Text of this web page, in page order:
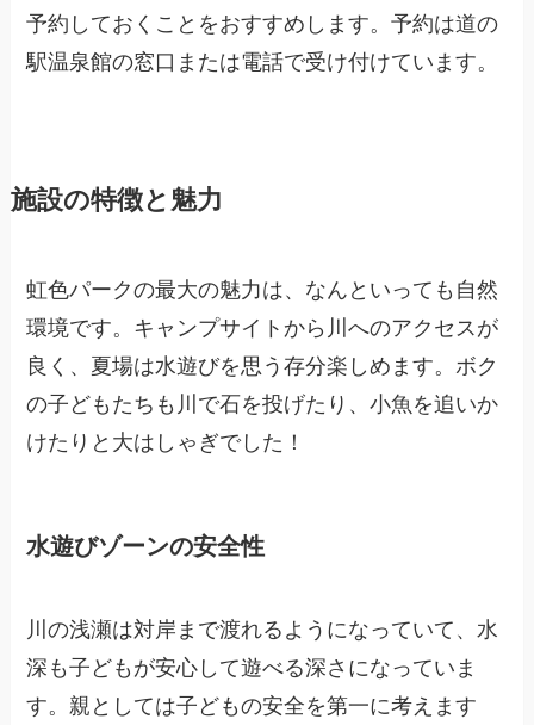
予約しておくことをおすすめします。予約は道の
駅温泉館の窓口または電話で受け付けています。
施設の特徴と魅力
虹色パークの最大の魅力は、なんといっても自然
環境です。キャンプサイトから川へのアクセスが
良く、夏場は水遊びを思う存分楽しめます。ボク
の子どもたちも川で石を投げたり、小魚を追いか
けたりと大はしゃぎでした！
水遊びゾーンの安全性
川の浅瀬は対岸まで渡れるようになっていて、水
深も子どもが安心して遊べる深さになっていま
す。親としては子どもの安全を第一に考えます